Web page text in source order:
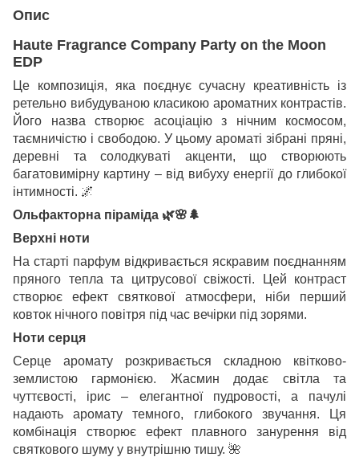
Опис
Haute Fragrance Company Party on the Moon
EDP
Це композиція, яка поєднує сучасну креативність із
ретельно вибудуваною класикою ароматних контрастів.
Його назва створює асоціацію з нічним космосом,
таємничістю і свободою. У цьому ароматі зібрані пряні,
деревні та солодкуваті акценти, що створюють
багатовимірну картину – від вибуху енергії до глибокої
інтимності. 🌌
Ольфакторна піраміда 🌿🌸🌲
Верхні ноти
На старті парфум відкривається яскравим поєднанням
пряного тепла та цитрусової свіжості. Цей контраст
створює ефект святкової атмосфери, ніби перший
ковток нічного повітря під час вечірки під зорями.
Ноти серця
Серце аромату розкривається складною квітково-
землистою гармонією. Жасмин додає світла та
чуттєвості, ірис – елегантної пудровості, а пачулі
надають аромату темного, глибокого звучання. Ця
комбінація створює ефект плавного занурення від
святкового шуму у внутрішню тишу. 🌺